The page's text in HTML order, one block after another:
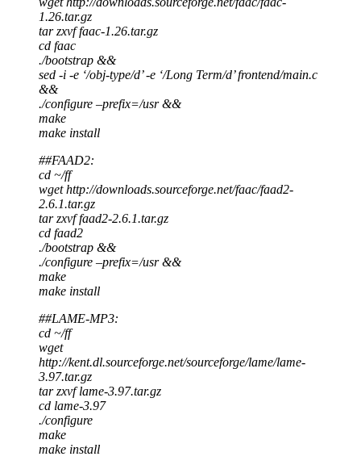
1.26.tar.gz
tar zxvf faac-1.26.tar.gz
cd faac
./bootstrap &&
sed -i -e ‘/obj-type/d’ -e ‘/Long Term/d’ frontend/main.c
&&
./configure –prefix=/usr &&
make
make install
##FAAD2:
cd ~/ff
wget http://downloads.sourceforge.net/faac/faad2-
2.6.1.tar.gz
tar zxvf faad2-2.6.1.tar.gz
cd faad2
./bootstrap &&
./configure –prefix=/usr &&
make
make install
##LAME-MP3:
cd ~/ff
wget
http://kent.dl.sourceforge.net/sourceforge/lame/lame-
3.97.tar.gz
tar zxvf lame-3.97.tar.gz
cd lame-3.97
./configure
make
make install